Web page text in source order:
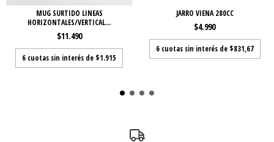
MUG SURTIDO LINEAS
HORIZONTALES/VERTICAL...
$11.490
6 cuotas sin interés de $1.915
JARRO VIENA 280CC
$4.990
6 cuotas sin interés de $831,67